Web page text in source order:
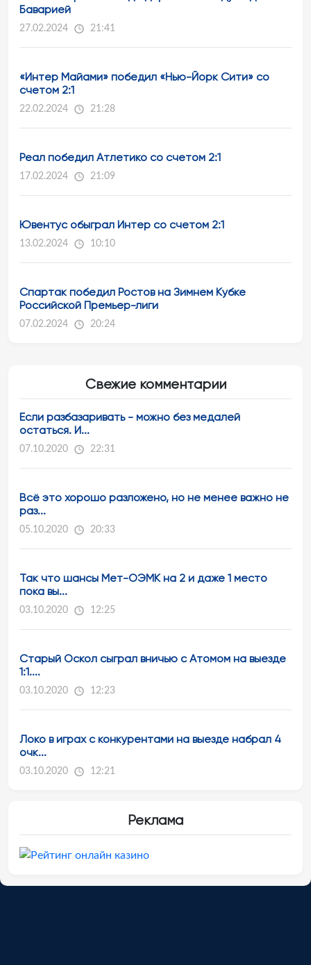
Баварией
27.02.2024 21:41
«Интер Майами» победил «Нью-Йорк Сити» со
счетом 2:1
22.02.2024 21:28
Реал победил Атлетико со счетом 2:1
17.02.2024 21:09
Ювентус обыграл Интер со счетом 2:1
13.02.2024 10:10
Спартак победил Ростов на Зимнем Кубке
Российской Премьер-лиги
07.02.2024 20:24
Свежие комментарии
Если разбазаривать - можно без медалей
остаться. И...
07.10.2020 22:31
Всё это хорошо разложено, но не менее важно не
раз...
05.10.2020 20:33
Так что шансы Мет-ОЭМК на 2 и даже 1 место
пока вы...
03.10.2020 12:25
Старый Оскол сыграл вничью с Атомом на выезде
1:1....
03.10.2020 12:23
Локо в играх с конкурентами на выезде набрал 4
очк...
03.10.2020 12:21
Реклама